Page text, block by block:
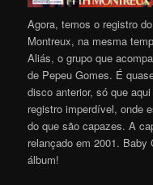
Agora, temos o registro
Montreux, na mesma
Aliás, o grupo que
de Pepeu Gomes. É
disco anterior, só que
registro imperdível, onde
do que são capazes. A
relançado em 2001.
álbum!